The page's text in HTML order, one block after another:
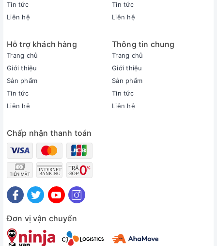
Nhãn năng lượng:
Công nghệ tiết kiệm điện:
Digital Inverter Boost
Khả năng lọc không khí
Lọc bụi, kháng khuẩn, khử mùi:
Bộ lọc 4 in 1
Công nghệ làm lạnh
Công nghệ làm lạnh nhanh:
Fast Cooling
Tiện ích
Tiện ích:
Điều khiển từ xa qua ứng dụng SmartThingsChức năng
tự làm sạch Auto CleanChức năng làm sạch sâu Freeze
thoải máiChế độ ngủ ngon Good Sleep
nhiệt độ trên dàn lạnh
lại khi có điệnLàm lạnh thông minh AI Auto Cooling
Tin tức
Liên hệ
Tin tức
Liên hệ
Hỗ trợ khách hàng
Trang chủ
Giới thiệu
Sản phẩm
Tin tức
Liên hệ
Thông tin chung
Trang chủ
Giới thiệu
Sản phẩm
Tin tức
Liên hệ
Chấp nhận thanh toán
Đơn vị vận chuyển